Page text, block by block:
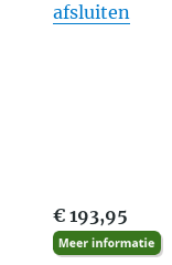
afsluiten
€ 193,95